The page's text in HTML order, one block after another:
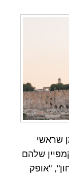
שראשי
שלהם
"אופק